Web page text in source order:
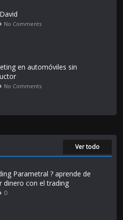
No Comments
en automóviles sin
No Comments
Ver todo
Parametral ? aprende de
dinero con el trading
0